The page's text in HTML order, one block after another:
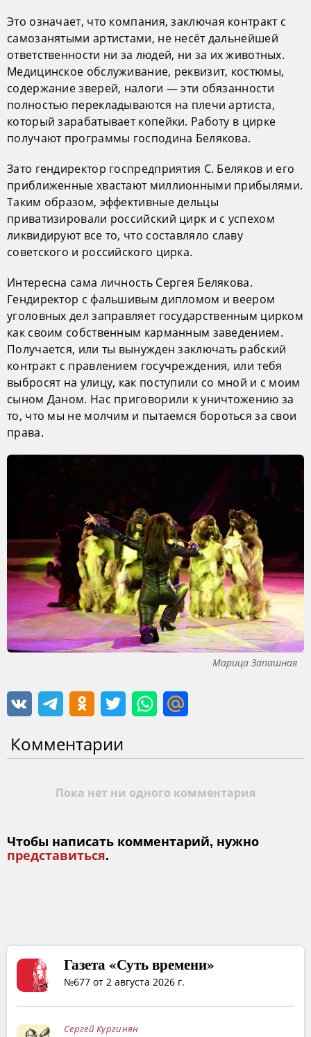
Это означает, что компания, заключая контракт с
самозанятыми артистами, не несёт дальнейшей
ответственности ни за людей, ни за их животных.
Медицинское обслуживание, реквизит, костюмы,
содержание зверей, налоги — эти обязанности
полностью перекладываются на плечи артиста,
который зарабатывает копейки. Работу в цирке
получают программы господина Белякова.
Зато гендиректор госпредприятия С. Беляков и его
приближенные хвастают миллионными прибылями.
Таким образом, эффективные дельцы
приватизировали российский цирк и с успехом
ликвидируют все то, что составляло славу
советского и российского цирка.
Интересна сама личность Сергея Белякова.
Гендиректор с фальшивым дипломом и веером
уголовных дел заправляет государственным цирком
как своим собственным карманным заведением.
Получается, или ты вынужден заключать рабский
контракт с правлением госучреждения, или тебя
выбросят на улицу, как поступили со мной и с моим
сыном Даном. Нас приговорили к уничтожению за
то, что мы не молчим и пытаемся бороться за свои
права.
Марица Запашная
Комментарии
Пока нет ни одного комментария
Чтобы написать комментарий, нужно
представиться.
Газета «Суть времени»
№677 от 2 августа 2026 г.
Сергей Кургинян